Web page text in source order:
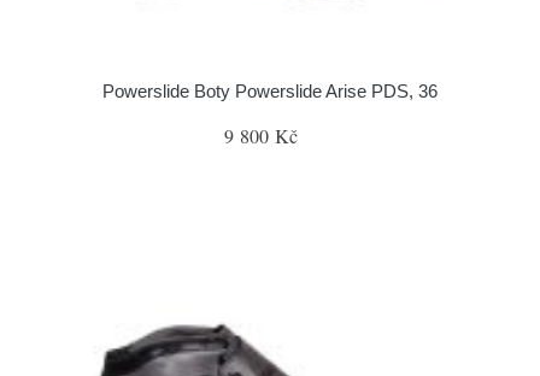
Powerslide Boty Powerslide Arise PDS, 36
9 800 Kč